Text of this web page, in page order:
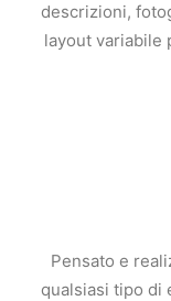
descrizioni,
layout variabile
Pensato e
qualsiasi tipo di